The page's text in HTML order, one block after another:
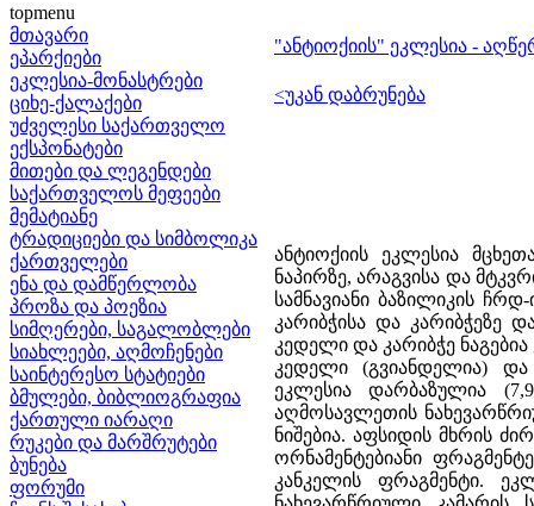
topmenu
მთავარი
ეპარქიები
ეკლესია-მონასტრები
ციხე-ქალაქები
უძველესი საქართველო
ექსპონატები
მითები და ლეგენდები
საქართველოს მეფეები
მემატიანე
ტრადიციები და სიმბოლიკა
ქართველები
ენა და დამწერლობა
პროზა და პოეზია
სიმღერები, საგალობლები
სიახლეები, აღმოჩენები
საინტერესო სტატიები
ბმულები, ბიბლიოგრაფია
ქართული იარაღი
რუკები და მარშრუტები
ბუნება
ფორუმი
"ანტიოქიის" ეკლესია -
<უკან დაბრუნება
ანტიოქიის ეკლესია
ნაპირზე, არაგვისა და
სამნავიანი ბაზილიკის
კარიბჭისა და კარიბჭეზე
კედელი და კარიბჭე
კედელი (გვიანდელია)
ეკლესია დარბაზულია
აღმოსავლეთის
ნიშებია. აფსიდის მხრის
ორნამენტებიანი
კანკელის ფრაგმენტი.